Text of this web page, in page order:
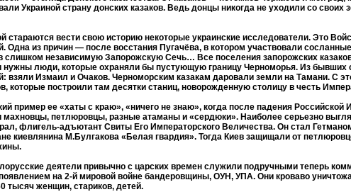
Украиной страну донских казаков. Ведь донцы никогда не уходили со
стараются вести свою историю некоторые украинские исследователи. Это
Одна из причин — после восстания Пугачёва, в котором участвовали
слишком независимую Запорожскую Сечь… Все поселения запорожских
люди, которые охраняли бы пустующую границу Черноморья. Из бывших
взяли Измаил и Очаков. Черноморским казакам даровали земли на Тамани. С
которые построили там десятки станиц, новорожденную столицу в честь
пример ее «хаты с краю», «ничего не знаю», когда после падения Российской
петлюровцы, разные атаманы и «сердюки». Наиболее серьезно
флигель-адъютант Свиты Его Императорского Величества. Он стал
киевлянина М.Булгакова «Белая гвардия». Тогда Киев защищали от
деятели привычно с царских времен служили подручными теперь
на 2-й мировой войне бандеровщины, ОУН, УПА. Они кроваво
тысяч женщин, стариков, детей.